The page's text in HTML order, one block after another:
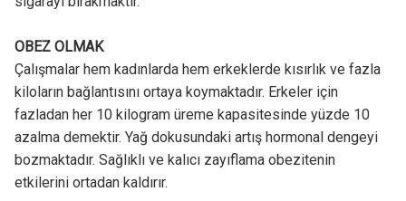
OBEZ OLMAK
Çalışmalar hem kadınlarda hem erkeklerde kısırlık ve fazla
kiloların bağlantısını ortaya koymaktadır. Erkeler için
fazladan her 10 kilogram üreme kapasitesinde yüzde 10
azalma demektir. Yağ dokusundaki artış hormonal dengeyi
bozmaktadır. Sağlıklı ve kalıcı zayıflama obezitenin
etkilerini ortadan kaldırır.